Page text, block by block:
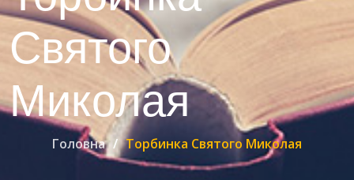
Святого
Миколая
Головна Торбинка Святого Миколая